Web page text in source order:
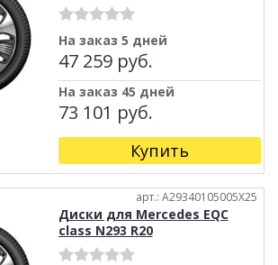
На заказ 5 дней
47 259 руб.
На заказ 45 дней
73 101 руб.
Купить
арт.: A29340105005X25
Диски для Mercedes EQC
class N293 R20